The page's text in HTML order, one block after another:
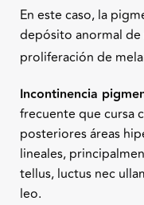
En este caso, la
depósito anormal de
proliferación de
Incontinencia
frecuente que cursa
posteriores áreas
lineales,
tellus, luctus nec
leo.